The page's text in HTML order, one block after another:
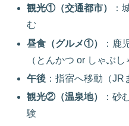
観光①（交通都市）
：
む
昼食（グルメ①）
：鹿
（とんかつ or しゃぶし
午後 ：指宿へ移動（JR
観光②（温泉地）
：砂
験